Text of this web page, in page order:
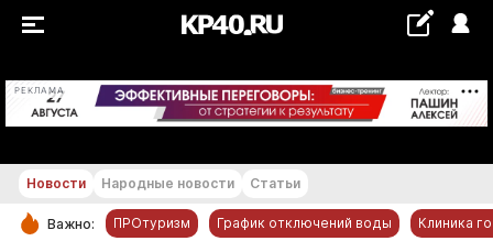
РЕКЛАМА +21...+22 °С
Новости Народные новости Статьи
Важно: ПРОтуризм График отключений воды Клиника